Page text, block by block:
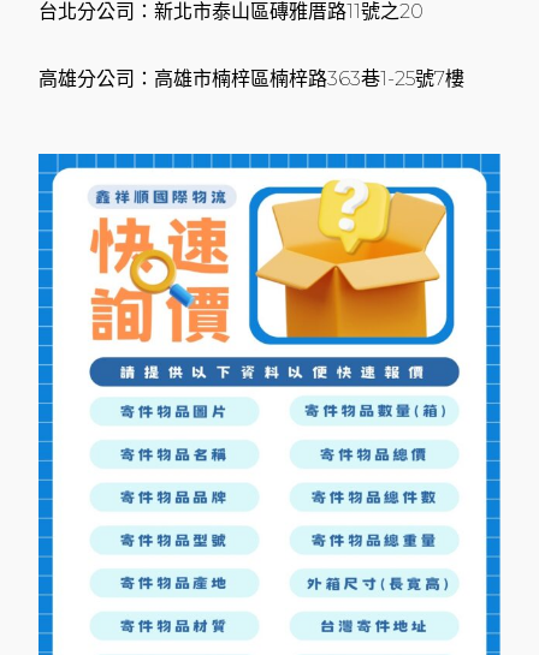
台北分公司：新北市泰山區磚雅厝路11號之20
高雄分公司：高雄市楠梓區楠梓路363巷1-25號7樓